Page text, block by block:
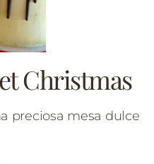
Christmas
preciosa mesa dulce